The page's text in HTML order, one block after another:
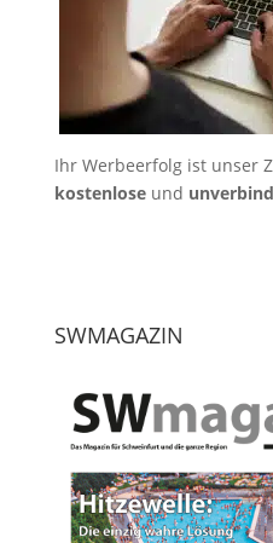
Ihr Werbeerfolg ist unser
kostenloseund
SWMAGAZIN